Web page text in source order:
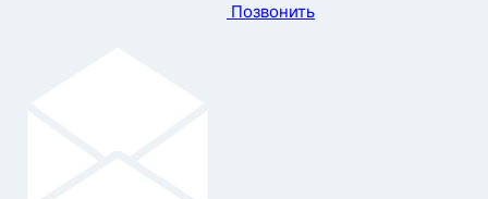
Позвонить